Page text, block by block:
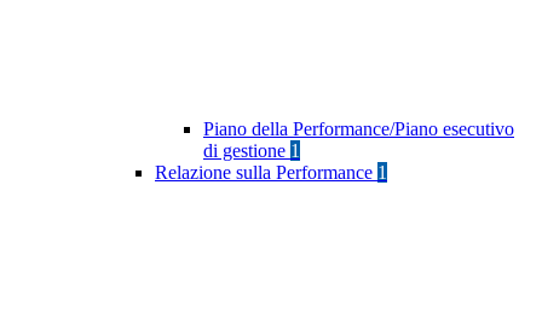
Piano della Performance/Piano esecutivo
di gestione 1
Relazione sulla Performance 1